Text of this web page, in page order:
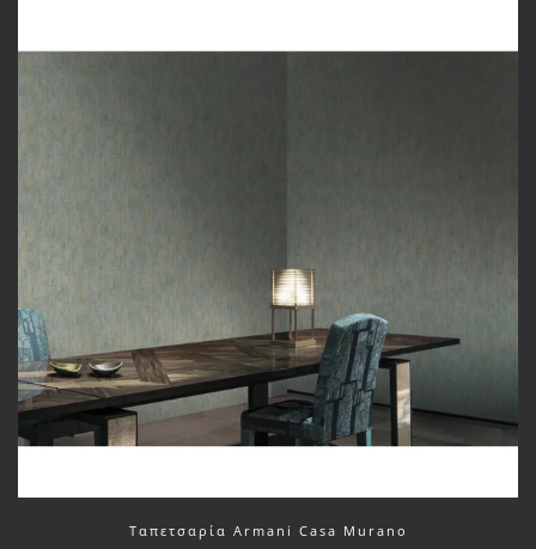
Ταπετσαρία Armani Casa Murano